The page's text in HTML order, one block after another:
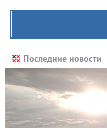
Последние новости